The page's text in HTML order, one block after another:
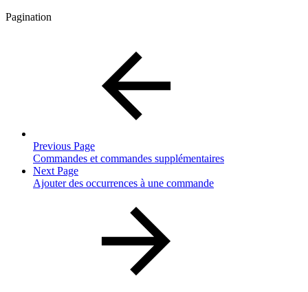
Pagination
Previous Page
Commandes et commandes supplémentaires
Next Page
Ajouter des occurrences à une commande